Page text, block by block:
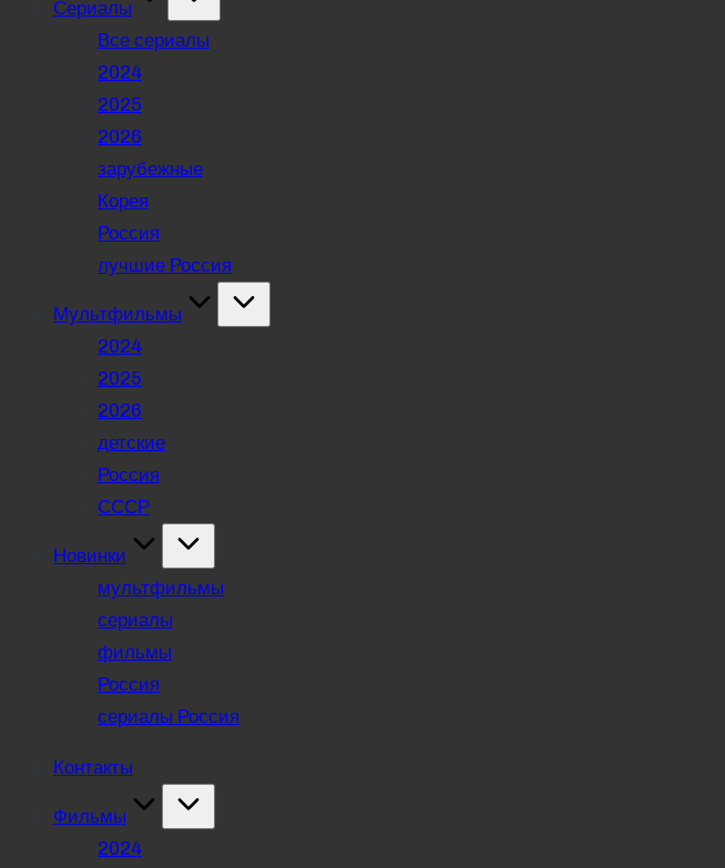
Сериалы
Все сериалы
2024
2025
2026
зарубежные
Корея
Россия
лучшие Россия
Мультфильмы
2024
2025
2026
детские
Россия
СССР
Новинки
мультфильмы
сериалы
фильмы
Россия
сериалы Россия
Контакты
Фильмы
2024